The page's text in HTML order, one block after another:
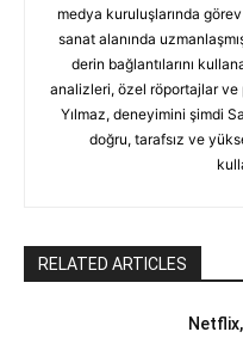
medya kuruluşlarında
sanat alanında
derin bağlantılarını
analizleri, özel röportajlar ve
Yılmaz, deneyimini şimdi
doğru, tarafsız ve
RELATED ARTICLES